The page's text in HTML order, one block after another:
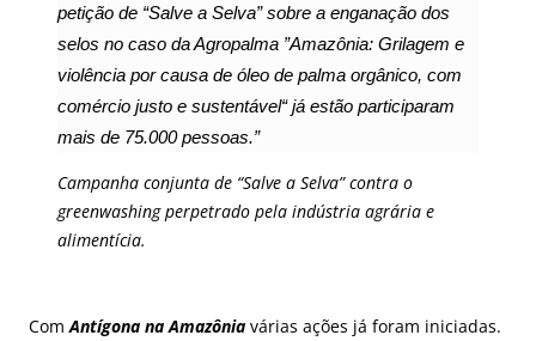
petição de “Salve a Selva” sobre a enganação dos
selos no caso da Agropalma ”Amazônia: Grilagem e
violência por causa de óleo de palma orgânico, com
comércio justo e sustentável“já estão participaram
mais de 75.000 pessoas.”
Campanha conjunta de “Salve a Selva” contra o
greenwashing perpetrado pela indústria agrária e
alimentícia.
ComAntígona na Amazônia várias ações já foram iniciadas.